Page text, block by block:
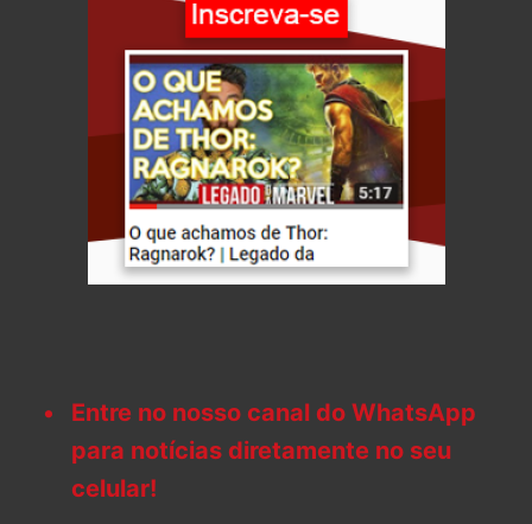
Entre no nosso canal do WhatsApp
para notícias diretamente no seu
celular!